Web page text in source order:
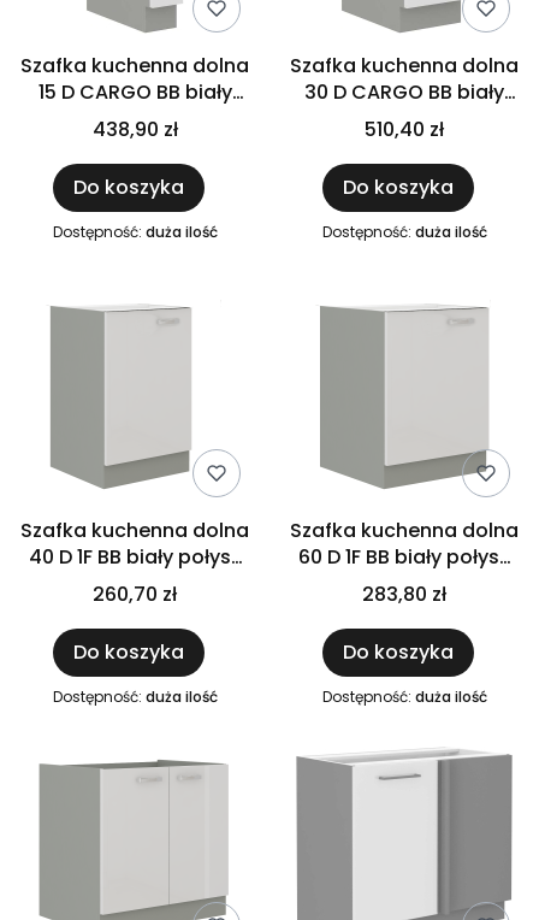
Szafka kuchenna dolna
15 D CARGO BB biały
połysk IGA BIANCA
438,90 zł
Do koszyka
Dostępność: duża ilość
Szafka kuchenna dolna
30 D CARGO BB biały
połysk IGA BIANCA
510,40 zł
Do koszyka
Dostępność: duża ilość
Szafka kuchenna dolna
40 D 1F BB biały połysk
IGA BIANCA
260,70 zł
Do koszyka
Dostępność: duża ilość
Szafka kuchenna dolna
60 D 1F BB biały połysk
IGA BIANCA
283,80 zł
Do koszyka
Dostępność: duża ilość